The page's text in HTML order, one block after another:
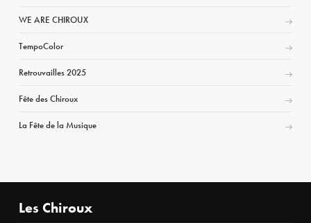
WE ARE CHIROUX
TempoColor
Retrouvailles 2025
Fête des Chiroux
La Fête de la Musique
Les Chiroux